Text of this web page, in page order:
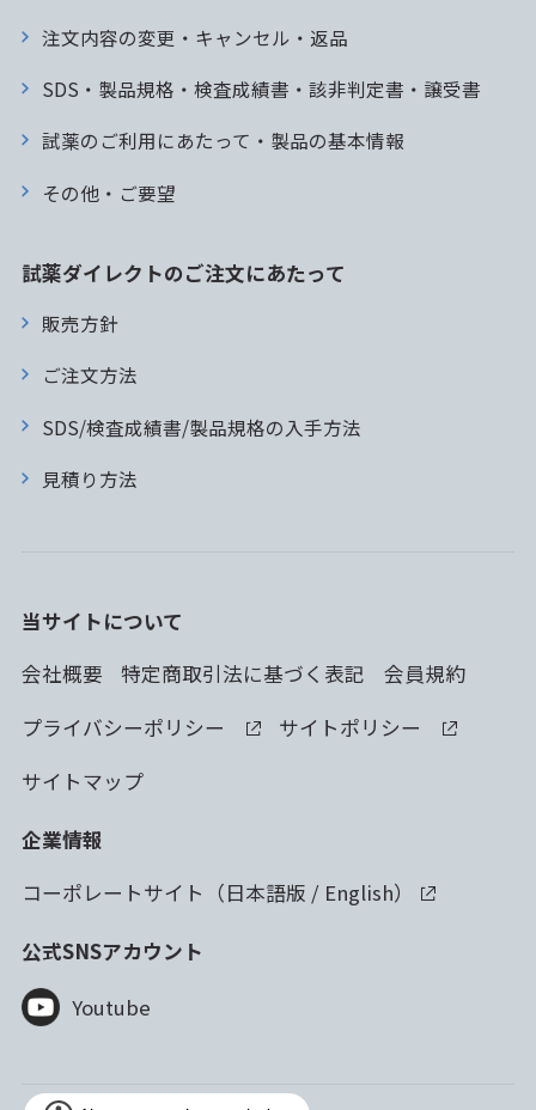
注文内容の変更・キャンセル・返品
SDS・製品規格・検査成績書・該非判定書・譲受書
試薬のご利用にあたって・製品の基本情報
その他・ご要望
試薬ダイレクトのご注文にあたって
販売方針
ご注文方法
SDS/検査成績書/製品規格の入手方法
見積り方法
当サイトについて
会社概要
特定商取引法に基づく表記
会員規約
プライバシーポリシー
サイトポリシー
サイトマップ
企業情報
コーポレートサイト（日本語版 / English）
公式SNSアカウント
Youtube